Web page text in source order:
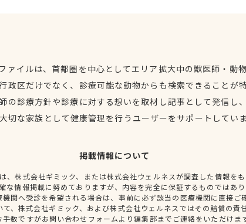
ァイルは、首都圏を中心としてエリア拡大中の獣医師・動
政区だけでなく、診療可能な動物からも検索できることが
の診療方針や診療に対する想いを取材し記事として発信し
切な家族として健康管理を行うユーザーをサポートしてい
掲載情報について
、株式会社ギミック、または株式会社ウェルネスが調査した情報を
な情報掲載に努めておりますが、内容を完全に保証するものではあ
関へ受診を希望される場合は、事前に必ず該当の医療機関に直接ご
、株式会社ギミック、および株式会社ウェルネスではその賠償の責
数ですがお問い合わせフォームより編集部までご連絡をいただけま